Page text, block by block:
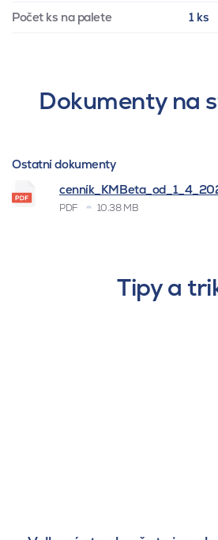
Počet ks na palete 1 ks
Dokumenty na
Ostatní dokumenty
PDF 10.38 MB
Tipy a